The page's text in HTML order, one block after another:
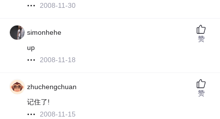
2008-11-30
simonhehe
up
2008-11-18
赞
zhuchengchuan
记住了!
2008-11-15
赞